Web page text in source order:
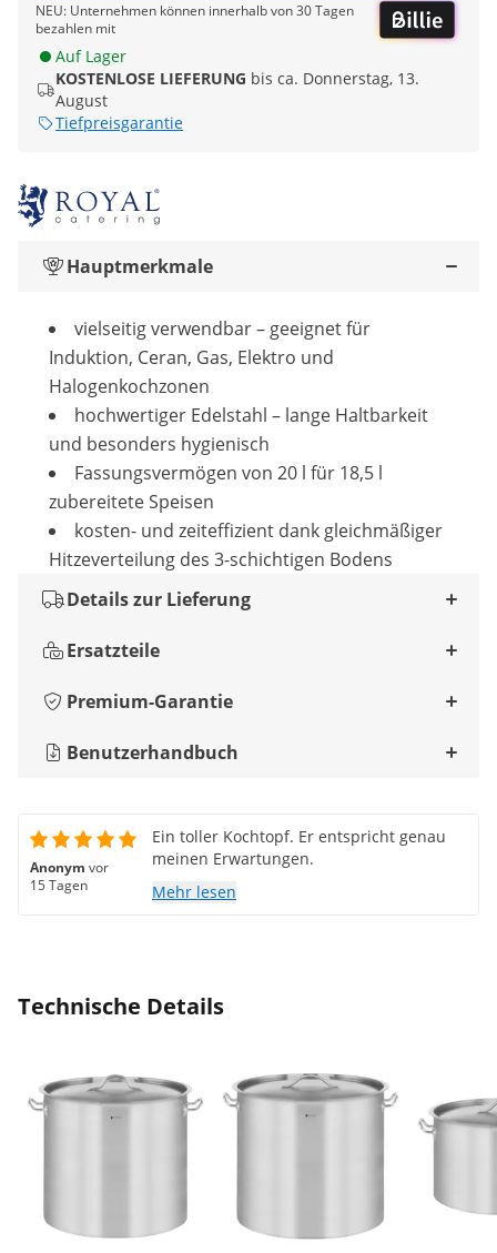
NEU: Unternehmen können innerhalb von 30 Tagen
bezahlen mit
Auf Lager
KOSTENLOSE LIEFERUNG bis ca. Donnerstag, 13.
August
Tiefpreisgarantie
Hauptmerkmale
vielseitig verwendbar – geeignet für
Induktion, Ceran, Gas, Elektro und
Halogenkochzonen
hochwertiger Edelstahl – lange Haltbarkeit
und besonders hygienisch
Fassungsvermögen von 20 l für 18,5 l
zubereitete Speisen
kosten- und zeiteffizient dank gleichmäßiger
Hitzeverteilung des 3-schichtigen Bodens
Details zur Lieferung
Ersatzteile
Premium-Garantie
Benutzerhandbuch
Anonym vor
15 Tagen
Ein toller Kochtopf. Er entspricht genau
meinen Erwartungen.
Mehr lesen
Technische Details